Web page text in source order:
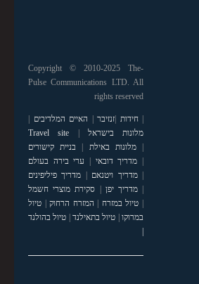
Copyright © 2010-2025 The-
Pulse Communications LTD. All
rights reserved
|חידות |זנזיבר | האיים המלדיבים |
מלונות בישראל |
Travel site
|מלונות באילת | בניית קישורים
| מדריך דובאי | ערי בירה בעולם
|מדריך ויטנאם | מדריך פיליפינים
|מדריך יפן | סקירת מוצרי חשמל
| טיול במזרח | המזרח הרחוק| טיול
במרוקו| טיול בתאילנד| טיול בהולנד
|